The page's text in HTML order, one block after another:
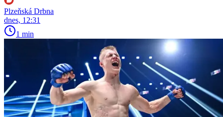
Plzeňská Drbna
dnes, 12:31
1 min